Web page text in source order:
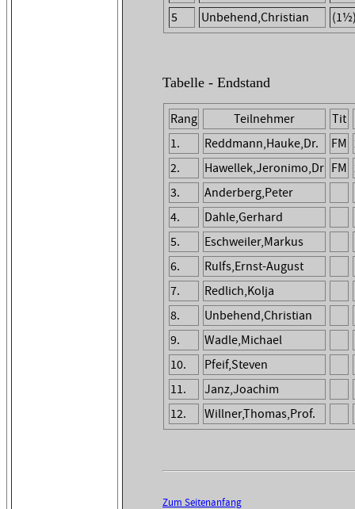
5
Unbehend,Christian
Tabelle - Endstand
Rang Teilnehmer Tit
1.
Reddmann,Hauke,Dr. FM
2.
Hawellek,Jeronimo,Dr FM
3.
Anderberg,Peter
4.
Dahle,Gerhard
5.
Eschweiler,Markus
6.
Rulfs,Ernst-August
7.
Redlich,Kolja
8.
Unbehend,Christian
9.
Wadle,Michael
10.
Pfeif,Steven
11.
Janz,Joachim
12.
Willner,Thomas,Prof.
Zum Seitenanfang